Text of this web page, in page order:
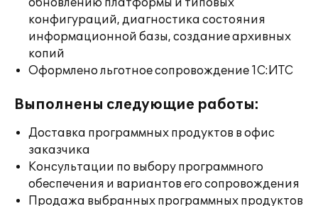
обновлению платформы и типовых
конфигураций, диагностика состояния
информационной базы, создание архивных
копий
Оформлено льготное сопровождение 1С:ИТС
Выполнены следующие работы:
Доставка программных продуктов в офис
заказчика
Консультации по выбору программного
обеспечения и вариантов его сопровождения
Продажа выбранных программных продуктов